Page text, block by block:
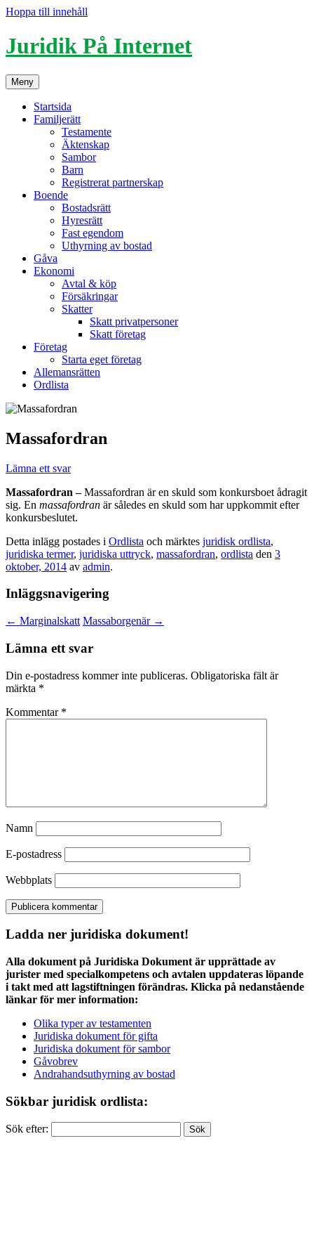
Hoppa till innehåll
Juridik På Internet
Meny
Startsida
Familjerätt
Testamente
Äktenskap
Sambor
Barn
Registrerat partnerskap
Boende
Bostadsrätt
Hyresrätt
Fast egendom
Uthyrning av bostad
Gåva
Ekonomi
Avtal & köp
Försäkringar
Skatter
Skatt privatpersoner
Skatt företag
Företag
Starta eget företag
Allemansrätten
Ordlista
Massafordran
Lämna ett svar
Massafordran –Massafordran är en skuld som konkursboet ådragit
sig. En massafordran är således en skuld som har uppkommit efter
konkursbeslutet.
Detta inlägg postades i Ordlista och märktes juridisk ordlista,
juridiska termer, juridiska uttryck, massafordran, ordlista den 3
oktober, 2014 av admin.
Inläggsnavigering
← Marginalskatt Massaborgenär →
Lämna ett svar
Din e-postadress kommer inte publiceras. Obligatoriska fält är
märkta *
Kommentar *
Namn
E-postadress
Webbplats
Ladda ner juridiska dokument!
Alla dokument på Juridiska Dokument är upprättade av
jurister med specialkompetens och avtalen uppdateras löpande
i takt med att lagstiftningen förändras. Klicka på nedanstående
länkar för mer information:
Olika typer av testamenten
Juridiska dokument för gifta
Juridiska dokument för sambor
Gåvobrev
Andrahandsuthyrning av bostad
Sökbar juridisk ordlista:
Sök efter: